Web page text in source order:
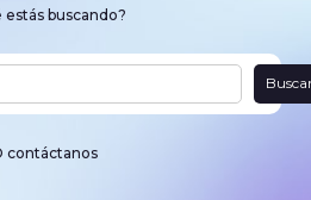
estás buscando?
contáctanos